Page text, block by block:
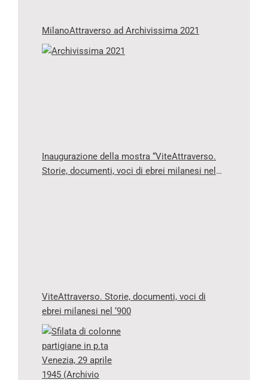
MilanoAttraverso ad Archivissima 2021
Inaugurazione della mostra “ViteAttraverso.
Storie, documenti, voci di ebrei milanesi nel
ViteAttraverso. Storie, documenti, voci di
ebrei milanesi nel ‘900